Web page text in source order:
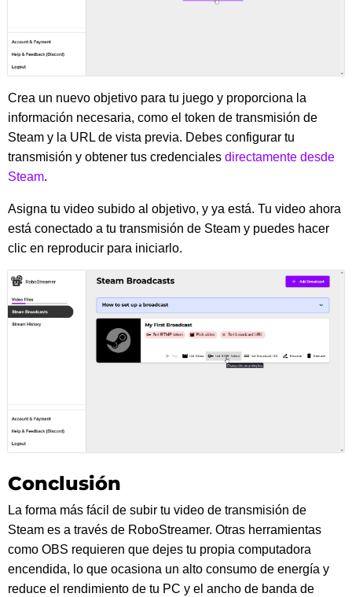
Crea un nuevo objetivo para tu juego y proporciona la
información necesaria, como el token de transmisión de
Steam y la URL de vista previa. Debes configurar tu
transmisión y obtener tus credenciales directamente desde
Steam.
Asigna tu video subido al objetivo, y ya está. Tu video ahora
está conectado a tu transmisión de Steam y puedes hacer
clic en reproducir para iniciarlo.
Conclusión
La forma más fácil de subir tu video de transmisión de
Steam es a través de RoboStreamer. Otras herramientas
como OBS requieren que dejes tu propia computadora
encendida, lo que ocasiona un alto consumo de energía y
reduce el rendimiento de tu PC y el ancho de banda de